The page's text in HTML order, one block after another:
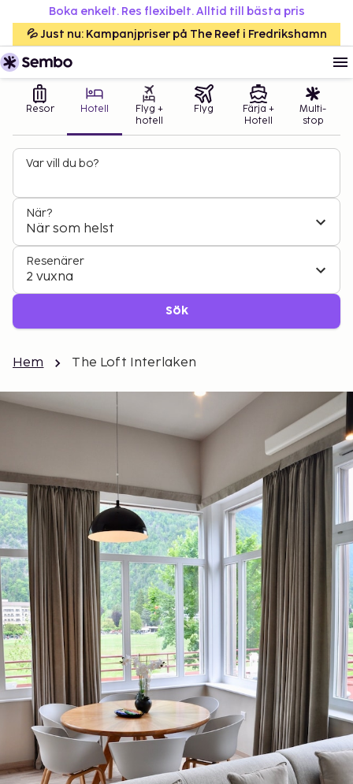
Boka enkelt. Res flexibelt. Alltid till bästa pris
💦 Just nu: Kampanjpriser på The Reef i Fredrikshamn
Resor Hotell
Flyg +
hotell
Flyg
Färja +
Hotell
Multi-
stop
Var vill du bo?
När?
När som helst
Resenärer
2 vuxna
Sök
Hem The Loft Interlaken